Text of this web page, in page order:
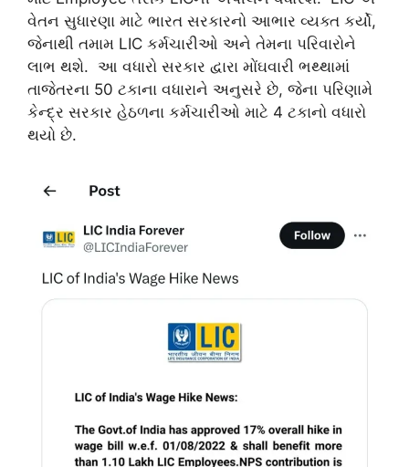
વેતન સુધારણા માટે ભારત સરકારનો આભાર વ્યક્ત કર્યો,
જેનાથી તમામ LIC કર્મચારીઓ અને તેમના પરિવારોને
લાભ થશે. આ વધારો સરકાર દ્વારા મોંઘવારી ભથ્થામાં
તાજેતરના 50 ટકાના વધારાને અનુસરે છે, જેના પરિણામે
કેન્દ્ર સરકાર હેઠળના કર્મચારીઓ માટે 4 ટકાનો વધારો
થયો છે.